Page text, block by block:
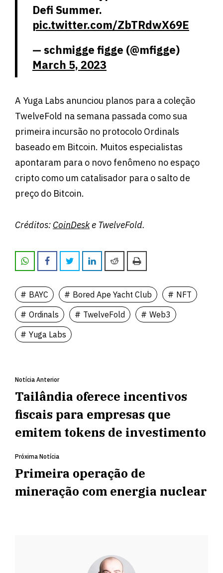
Defi Summer.
pic.twitter.com/ZbTRdwX69E
— schmigge figge (@mfigge)
March 5, 2023
A Yuga Labs anunciou planos para a coleção
TwelveFold na semana passada como sua
primeira incursão no protocolo Ordinals
baseado em Bitcoin. Muitos especialistas
apontaram para o novo fenômeno no espaço
cripto como um catalisador para o salto de
preço do Bitcoin.
Créditos: CoinDeske TwelveFold.
BAYC Bored Ape Yacht Club
NFT
Ordinals
TwelveFold
Web3
Yuga Labs
Notícia Anterior
Tailândia oferece incentivos
fiscais para empresas que
emitem tokens de investimento
Próxima Notícia
Primeira operação de
mineração com energia nuclear